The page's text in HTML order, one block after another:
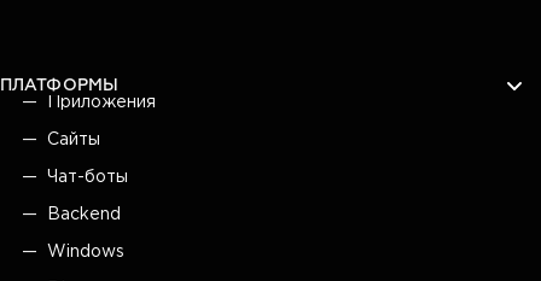
ПЛАТФОРМЫ
Приложения
Сайты
Чат-боты
Backend
Windows